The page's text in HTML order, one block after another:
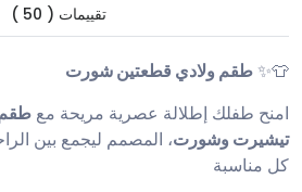
تقييمات ( 50 )
👕✨طقم ولادي قطعتين شورت
امنح طفلك إطلالة عصرية مريحة مع طقم
تيشيرت وشورت، المصمم ليجمع بين
كل مناسبة